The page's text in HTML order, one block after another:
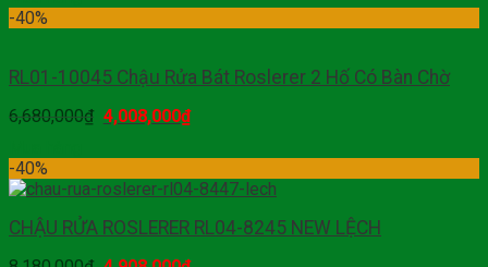
-40%
RL01-10045 Chậu Rửa Bát Roslerer 2 Hố Có Bàn Chờ
6,680,000₫ 4,008,000₫
-40%
CHẬU RỬA ROSLERER RL04-8245 NEW LỆCH